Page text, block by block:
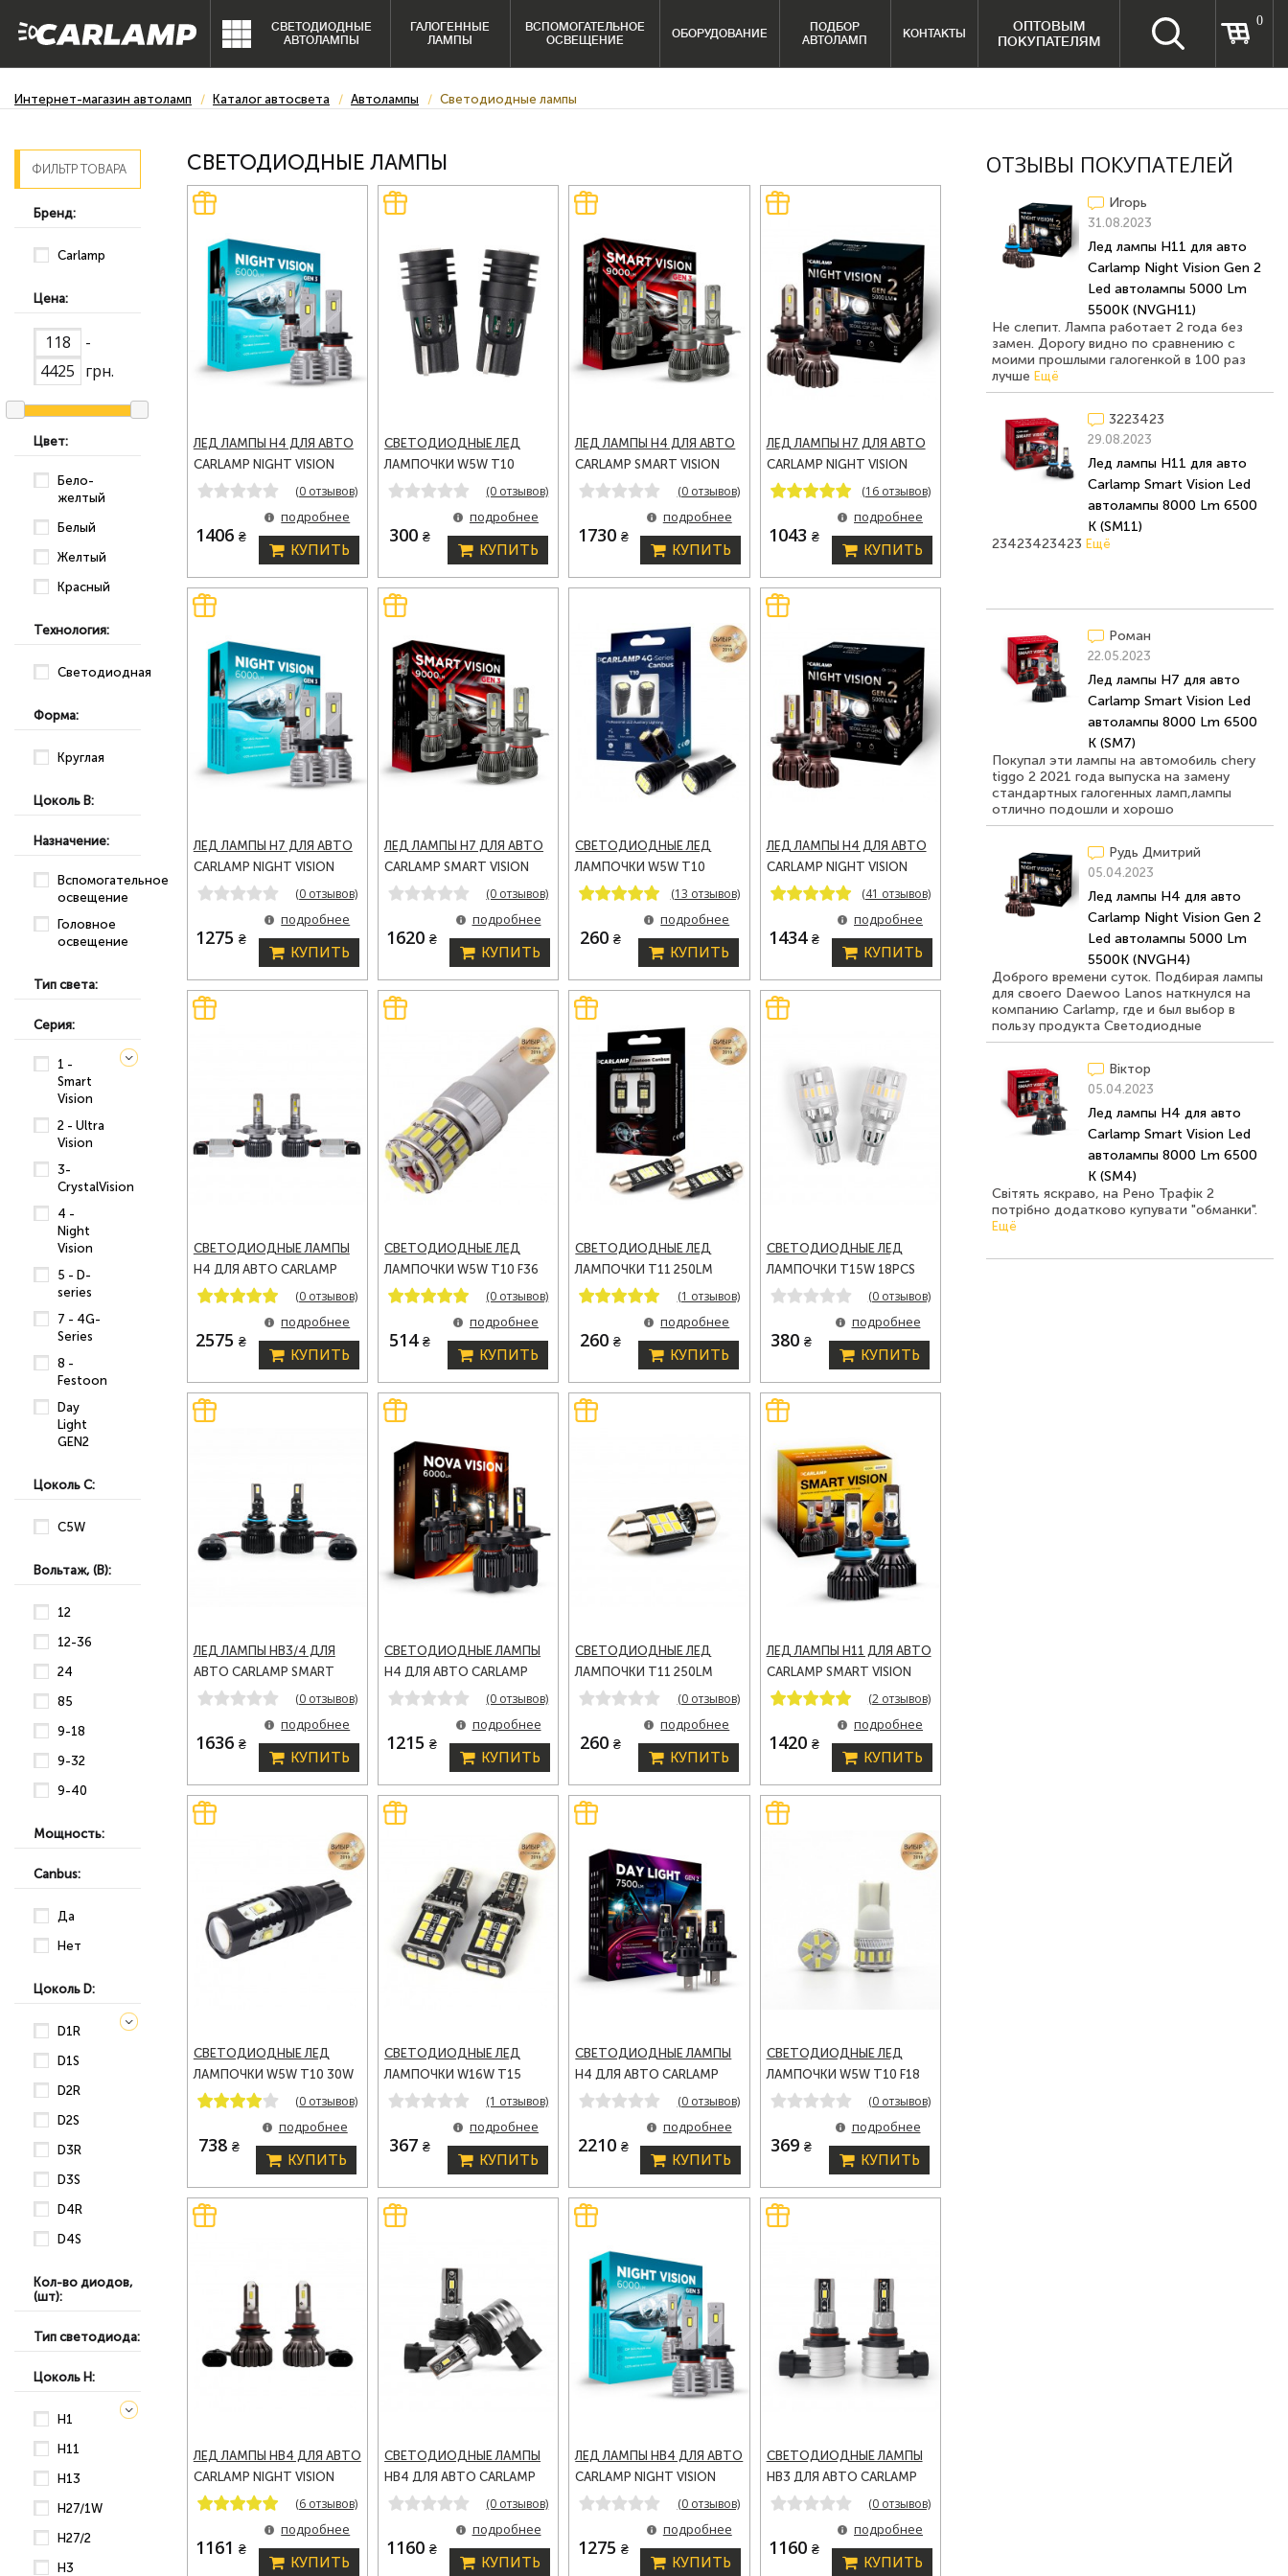
СВЕТОДИОДНЫЕ
АВТОЛАМПЫ
ГАЛОГЕННЫЕ
ЛАМПЫ
ВСПОМОГАТЕЛЬНОЕ
ОСВЕЩЕНИЕ
ОБОРУДОВАНИЕ
ПОДБОР
АВТОЛАМП
КОНТАКТЫ
ОПТОВЫМ
ПОКУПАТЕЛЯМ
0
Интернет-магазин автоламп Каталог автосвета Автолампы Светодиодные лампы
ОТЗЫВЫ ПОКУПАТЕЛЕЙ
Игорь
31.08.2023
Лед лампы H11 для авто
Carlamp Night Vision Gen 2
Led автолампы 5000 Lm
5500K (NVGH11)
Не слепит. Лампа работает 2 года без
замен. Дорогу видно по сравнению с
моими прошлыми галогенкой в 100 раз
лучше Ещё
3223423
29.08.2023
Лед лампы H11 для авто
Carlamp Smart Vision Led
автолампы 8000 Lm 6500
K (SM11)
23423423423 Ещё
Роман
22.05.2023
Лед лампы H7 для авто
Carlamp Smart Vision Led
автолампы 8000 Lm 6500
K (SM7)
Покупал эти лампы на автомобиль chery
tiggo 2 2021 года выпуска на замену
стандартных галогенных ламп,лампы
отлично подошли и хорошо
светят,рекомендую на данную машину.
Рудь Дмитрий
05.04.2023
Лед лампы H4 для авто
Carlamp Night Vision Gen 2
Led автолампы 5000 Lm
5500K (NVGH4)
Доброго времени суток. Подбирая лампы
для своего Daewoo Lanos наткнулся на
компанию Carlamp, где и был выбор в
пользу продукта Светодиодные
автолампы H4 Carlamp LED Night Vision
(NVGH4). Менеджер компании
молниеносно отреагировал,
проконсультировал и довёл до меня
информацию по поводу соответствия
ламп с моим авто. Вообщем я остался
доволен и теперь галоген для меня "всё".
Спасибо Carlamp.Ещё
Віктор
05.04.2023
Лед лампы H4 для авто
Carlamp Smart Vision Led
автолампы 8000 Lm 6500
K (SM4)
Світять яскраво, на Рено Трафік 2
потрібно додатково купувати "обманки".
Ещё
ФИЛЬТР ТОВАРА
Бренд:
Carlamp
Цена:
-
грн.
Цвет:
Бело-
желтый
Белый
Желтый
Красный
Технология:
Светодиодная
Форма:
Круглая
Цоколь B:
Назначение:
Вспомогательное
освещение
Головное
освещение
Тип света:
Серия:
1 -
Smart
Vision
2 - Ultra
Vision
3-
CrystalVision
4 -
Night
Vision
5 - D-
series
7 - 4G-
Series
8 -
Festoon
Day
Light
GEN2
Цоколь C:
C5W
Вольтаж, (В):
12
12-36
24
85
9-18
9-32
9-40
Мощность:
Canbus:
Да
Нет
Цоколь D:
D1R
D1S
D2R
D2S
D3R
D3S
D4R
D4S
Кол-во диодов,
(шт):
Тип светодиода:
Цоколь H:
H1
H11
H13
H27/1W
H27/2
H3
СВЕТОДИОДНЫЕ ЛАМПЫ
ЛЕД ЛАМПЫ H4 ДЛЯ АВТО
CARLAMP NIGHT VISION
GEN 3 LED АВТОЛАМПЫ
(0 отзывов)
1406₴
подробнее
КУПИТЬ
СВЕТОДИОДНЫЕ ЛЕД
ЛАМПОЧКИ W5W T10
210LM 12-24V CARLAMP
(0 отзывов)
300 ₴
подробнее
КУПИТЬ
ЛЕД ЛАМПЫ H4 ДЛЯ АВТО
CARLAMP SMART VISION
GEN 3 LED АВТОЛАМПЫ
(0 отзывов)
1730 ₴
подробнее
КУПИТЬ
ЛЕД ЛАМПЫ H7 ДЛЯ АВТО
CARLAMP NIGHT VISION
GEN 2 LED АВТОЛАМПЫ
(16 отзывов)
1043 ₴
подробнее
КУПИТЬ
ЛЕД ЛАМПЫ H7 ДЛЯ АВТО
CARLAMP NIGHT VISION
GEN 3 LED АВТОЛАМПЫ
(0 отзывов)
1275₴
подробнее
КУПИТЬ
ЛЕД ЛАМПЫ H7 ДЛЯ АВТО
CARLAMP SMART VISION
GEN 3 LED АВТОЛАМПЫ
(0 отзывов)
1620₴
подробнее
КУПИТЬ
СВЕТОДИОДНЫЕ ЛЕД
ЛАМПОЧКИ W5W T10
210LM 9-16V CARLAMP
(13 отзывов)
260₴
подробнее
КУПИТЬ
ЛЕД ЛАМПЫ H4 ДЛЯ АВТО
CARLAMP NIGHT VISION
GEN 2 LED АВТОЛАМПЫ
(41 отзывов)
1434 ₴
подробнее
КУПИТЬ
СВЕТОДИОДНЫЕ ЛАМПЫ
H4 ДЛЯ АВТО CARLAMP
ULTRA VISION LED
6000 K (UVH4)
(0 отзывов)
2575₴
подробнее
КУПИТЬ
СВЕТОДИОДНЫЕ ЛЕД
ЛАМПОЧКИ W5W T10 F36
440LM 36W 12-24V(0 отзывов)
514 ₴
подробнее
КУПИТЬ
СВЕТОДИОДНЫЕ ЛЕД
ЛАМПОЧКИ T11 250LM
39ММ СОФИТКА CARLAMP
(1 отзывов)
260₴
подробнее
КУПИТЬ
СВЕТОДИОДНЫЕ ЛЕД
ЛАМПОЧКИ T15W 18PCS
450LM 9-18V CARLAMP 2
(0 отзывов)
380₴
подробнее
КУПИТЬ
ЛЕД ЛАМПЫ HB3/4 ДЛЯ
АВТО CARLAMP SMART
VISION GEN 2 LED
K (SMGHB3)
(0 отзывов)
1636₴
подробнее
КУПИТЬ
СВЕТОДИОДНЫЕ ЛАМПЫ
H4 ДЛЯ АВТО CARLAMP
NOVA VISION LED
LM (NOVH4)
(0 отзывов)
1215₴
подробнее
КУПИТЬ
СВЕТОДИОДНЫЕ ЛЕД
ЛАМПОЧКИ T11 250LM
28ММ СОФИТКА CARLAMP
(0 отзывов)
260₴
подробнее
КУПИТЬ
ЛЕД ЛАМПЫ H11 ДЛЯ АВТО
CARLAMP SMART VISION
LED АВТОЛАМПЫ 8000 LM
(2 отзывов)
1420 ₴
подробнее
КУПИТЬ
СВЕТОДИОДНЫЕ ЛЕД
ЛАМПОЧКИ W5W T10 30W
680LM 12-24V CARLAMP
(0 отзывов)
738 ₴
подробнее
КУПИТЬ
СВЕТОДИОДНЫЕ ЛЕД
ЛАМПОЧКИ W16W T15
465LM 9-16V CARLAMP 3G-
(1 отзывов)
367 ₴
подробнее
КУПИТЬ
СВЕТОДИОДНЫЕ ЛАМПЫ
H4 ДЛЯ АВТО CARLAMP
DAY LIGHT GEN 2 LED
LM (DLG2H4)
(0 отзывов)
2210 ₴
подробнее
КУПИТЬ
СВЕТОДИОДНЫЕ ЛЕД
ЛАМПОЧКИ W5W T10 F18
240LM 9-16V CARLAMP
(0 отзывов)
369₴
подробнее
КУПИТЬ
ЛЕД ЛАМПЫ HB4 ДЛЯ АВТО
CARLAMP NIGHT VISION
GEN 2 LED АВТОЛАМПЫ
(6 отзывов)
1161₴
подробнее
КУПИТЬ
СВЕТОДИОДНЫЕ ЛАМПЫ
HB4 ДЛЯ АВТО CARLAMP
CRYSTAL VISION LED
K (CVHB4)
(0 отзывов)
1160₴
подробнее
КУПИТЬ
ЛЕД ЛАМПЫ HB4 ДЛЯ АВТО
CARLAMP NIGHT VISION
GEN 3 LED АВТОЛАМПЫ
(0 отзывов)
1275 ₴
подробнее
КУПИТЬ
СВЕТОДИОДНЫЕ ЛАМПЫ
HB3 ДЛЯ АВТО CARLAMP
CRYSTAL VISION LED
K (CVHB3)
(0 отзывов)
1160 ₴
подробнее
КУПИТЬ